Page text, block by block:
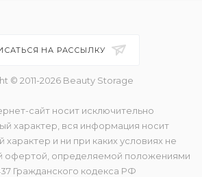
НА РАССЫЛКУ
© 2011-2026 Beauty Storage
сайт носит исключительно
характер, вся информация носит
характер и ни при каких условиях не
офертой, определяемой положениями
Гражданского кодекса РФ